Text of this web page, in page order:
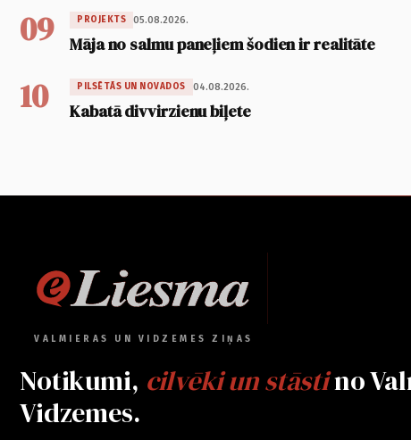
09 PROJEKTS 05.08.2026.
Māja no salmu paneļiem šodien ir realitāte
10 PILSĒTĀS UN NOVADOS 04.08.2026.
Kabatā divvirzienu biļete
VALMIERAS UN VIDZEMES ZIŅAS
Notikumi, cilvēki un stāstino
Vidzemes.